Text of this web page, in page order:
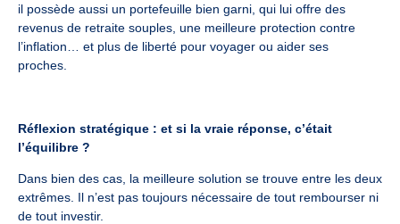
il possède aussi un portefeuille bien garni, qui lui offre des
revenus de retraite souples, une meilleure protection contre
l’inflation… et plus de liberté pour voyager ou aider ses
proches.
Réflexion stratégique : et si la vraie réponse, c’était
l’équilibre ?
Dans bien des cas, la meilleure solution se trouve entre les deux
extrêmes. Il n’est pas toujours nécessaire de tout rembourser ni
de tout investir.